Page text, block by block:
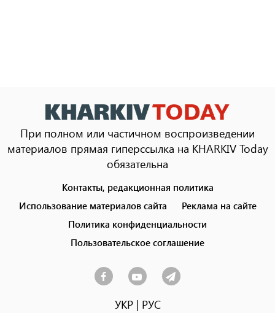
При полном или частичном воспроизведении
материалов прямая гиперссылка на KHARKIV Today
обязательна
menu
Контакты, редакционная политика
Использование материалов сайта
Реклама на сайте
Политика конфиденциальности
Пользовательское соглашение
УКР| РУС